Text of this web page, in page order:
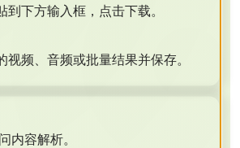
到下方输入框，点击下载。
视频、音频或批量结果并保存。
内容解析。